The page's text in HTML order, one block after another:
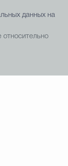
данных на